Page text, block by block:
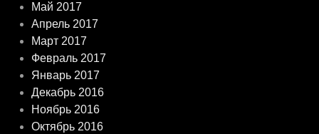
Май 2017
Апрель 2017
Март 2017
Февраль 2017
Январь 2017
Декабрь 2016
Ноябрь 2016
Октябрь 2016